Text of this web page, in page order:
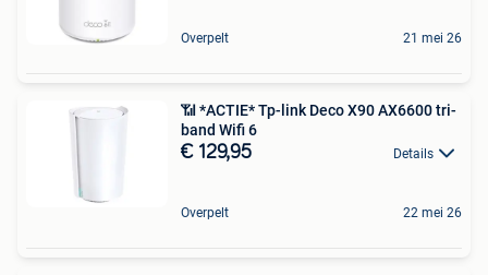
Overpelt 21 mei 26
📶 *ACTIE* Tp-link Deco X90 AX6600 tri-
band Wifi 6
€ 129,95 Details
Overpelt 22 mei 26